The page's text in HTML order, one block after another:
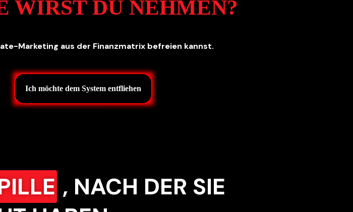
WIRST DU NEHMEN?
Marketing aus der Finanzmatrix befreien kannst.
Ich möchte dem System entfliehen
, NACH DER SIE